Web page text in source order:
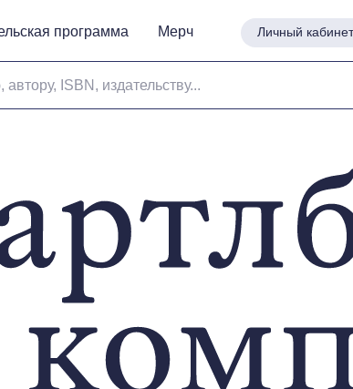
Личный кабинет
ISBN, издательству...
программа Мерч Личный кабинет
программа Мерч